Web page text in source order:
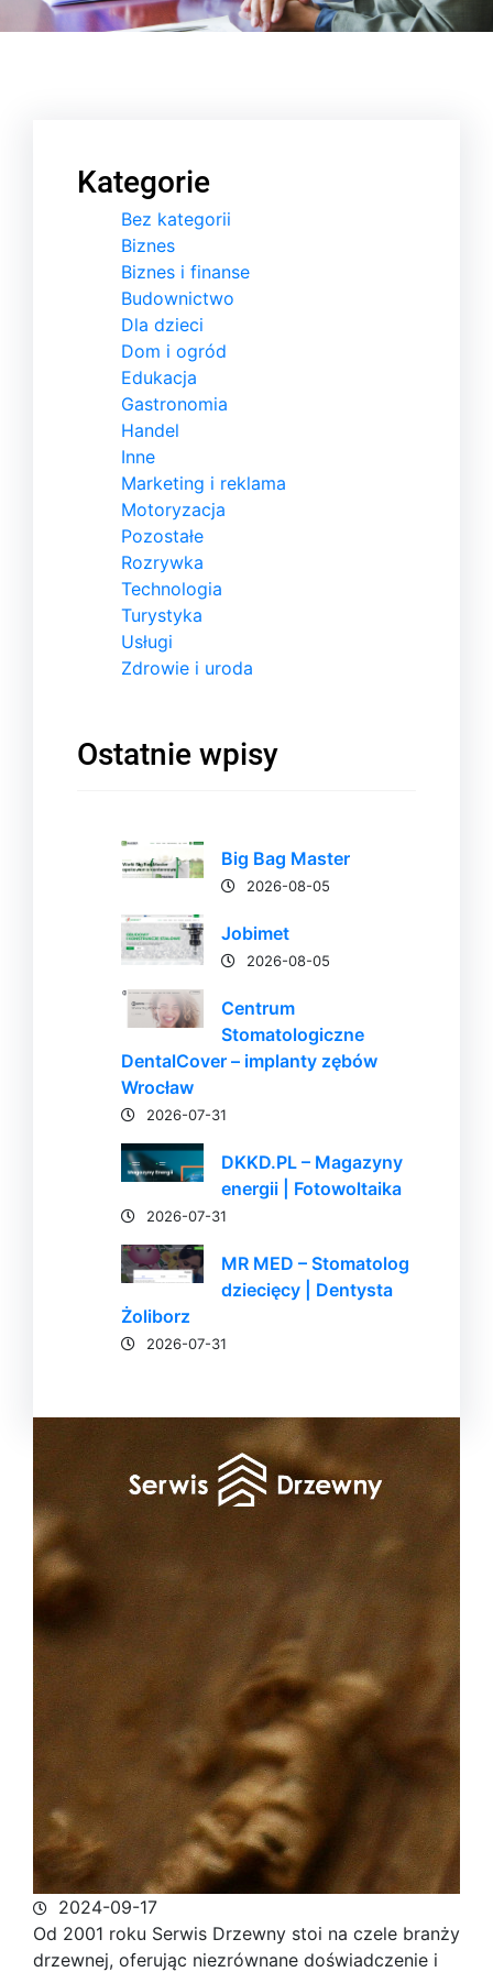
Kategorie
Bez kategorii
Biznes
Biznes i finanse
Budownictwo
Dla dzieci
Dom i ogród
Edukacja
Gastronomia
Handel
Inne
Marketing i reklama
Motoryzacja
Pozostałe
Rozrywka
Technologia
Turystyka
Usługi
Zdrowie i uroda
Ostatnie wpisy
Big Bag Master
2026-08-05
Jobimet
2026-08-05
Centrum
Stomatologiczne
DentalCover – implanty zębów
Wrocław
2026-07-31
DKKD.PL – Magazyny
energii | Fotowoltaika
2026-07-31
MR MED – Stomatolog
dziecięcy | Dentysta
Żoliborz
2026-07-31
2024-09-17
Od 2001 roku Serwis Drzewny stoi na czele branży
drzewnej, oferując niezrównane doświadczenie i